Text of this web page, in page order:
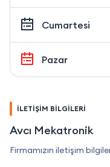
Cumartesi
Pazar
İLETİŞİM BİLGİLERİ
Avcı Mekatronik
Firmamızın iletişim